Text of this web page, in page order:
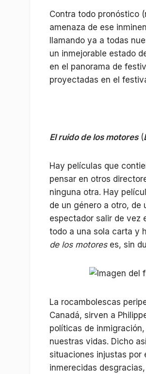
Contra todo pronóstico
amenaza de ese
llamando ya a todas
un inmejorable estado
en el panorama de
proyectadas en el
El ruido de los motores(
Hay películas que
pensar en otros
ninguna otra. Hay
de un género a otro, de
espectador salir de vez
todo a una sola carta y
de los motoreses, sin
La rocambolescas
Canadá, sirven a
políticas de
nuestras vidas. Dicho
situaciones injustas por
inmerecidas